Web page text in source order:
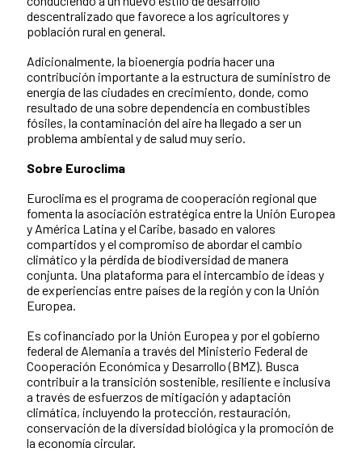
descentralizado que favorece a los agricultores y
población rural en general.
Adicionalmente, la bioenergía podría hacer una
contribución importante a la estructura de suministro de
energía de las ciudades en crecimiento, donde, como
resultado de una sobre dependencia en combustibles
fósiles, la contaminación del aire ha llegado a ser un
problema ambiental y de salud muy serio.
Sobre Euroclima
Euroclima es el programa de cooperación regional que
fomenta la asociación estratégica entre la Unión Europea
y América Latina y el Caribe, basado en valores
compartidos y el compromiso de abordar el cambio
climático y la pérdida de biodiversidad de manera
conjunta. Una plataforma para el intercambio de ideas y
de experiencias entre países de la región y con la Unión
Europea.
Es cofinanciado por la Unión Europea y por el gobierno
federal de Alemania a través del Ministerio Federal de
Cooperación Económica y Desarrollo (BMZ). Busca
contribuir a la transición sostenible, resiliente e inclusiva
a través de esfuerzos de mitigación y adaptación
climática, incluyendo la protección, restauración,
conservación de la diversidad biológica y la promoción de
la economía circular.